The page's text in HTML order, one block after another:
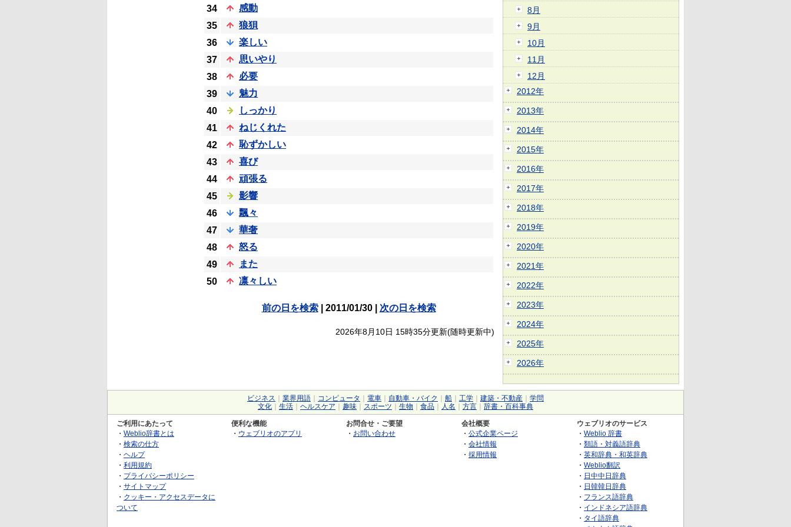
34
感動
35
狼狽
36
楽しい
37
思いやり
38
必要
39
魅力
40
しっかり
41
ねじくれた
42
恥ずかしい
43
喜び
44
頑張る
45
影響
46
飄々
47
華奢
48
怒る
49
また
50
凛々しい
前の日を検索| 2011/01/30 | 次の日を検索
2026年8月10日 15時35分更新(随時更新中)
8月
9月
10月
11月
12月
2012年
2013年
2014年
2015年
2016年
2017年
2018年
2019年
2020年
2021年
2022年
2023年
2024年
2025年
2026年
ビジネス 業界用語 コンピュータ 電車 自動車・バイク 船 工学 建築・不動産
学問
文化
生活 ヘルスケア 趣味 スポーツ 生物 食品 人名 方言 辞書・百科事典
ご利用にあたって
・ Weblio辞書とは
・ 検索の仕方
・ ヘルプ
・ 利用規約
・ プライバシーポリシー
・ サイトマップ
・ クッキー・アクセスデータに
ついて
便利な機能
・ ウェブリオのアプリ
お問合せ・ご要望
・ お問い合わせ
会社概要
・ 公式企業ページ
・ 会社情報
・ 採用情報
ウェブリオのサービス
・ Weblio 辞書
・ 類語・対義語辞典
・ 英和辞典・和英辞典
・ Weblio翻訳
・ 日中中日辞典
・ 日韓韓日辞典
・ フランス語辞典
・ インドネシア語辞典
・ タイ語辞典